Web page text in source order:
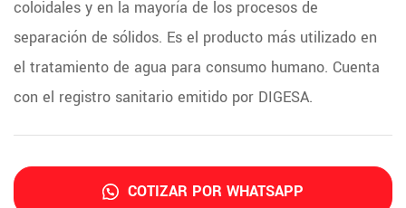
coloidales y en la mayoría de los procesos de
separación de sólidos. Es el producto más utilizado en
el tratamiento de agua para consumo humano. Cuenta
con el registro sanitario emitido por DIGESA.
COTIZAR POR WHATSAPP